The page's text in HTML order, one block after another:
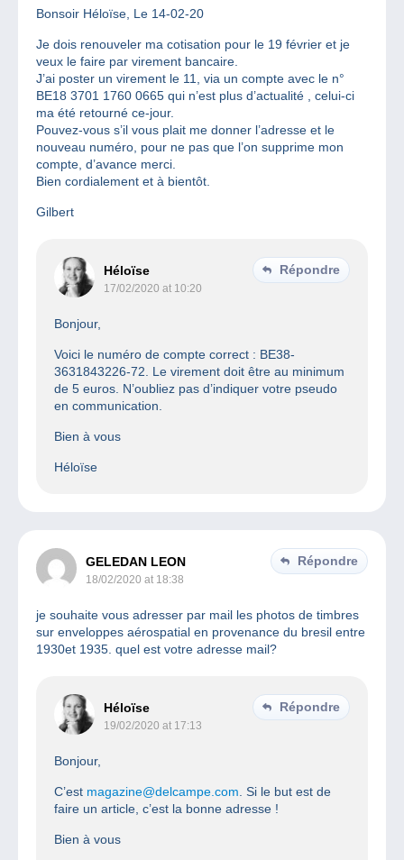
Bonsoir Héloïse, Le 14-02-20
Je dois renouveler ma cotisation pour le 19 février et je
veux le faire par virement bancaire.
J’ai poster un virement le 11, via un compte avec le n°
BE18 3701 1760 0665 qui n’est plus d’actualité , celui-ci
ma été retourné ce-jour.
Pouvez-vous s’il vous plait me donner l’adresse et le
nouveau numéro, pour ne pas que l’on supprime mon
compte, d’avance merci.
Bien cordialement et à bientôt.
Gilbert
Héloïse
17/02/2020 at 10:20
Répondre
Bonjour,
Voici le numéro de compte correct : BE38-
3631843226-72. Le virement doit être au minimum
de 5 euros. N’oubliez pas d’indiquer votre pseudo
en communication.
Bien à vous
Héloïse
GELEDAN LEON
18/02/2020 at 18:38
Répondre
je souhaite vous adresser par mail les photos de timbres
sur enveloppes aérospatial en provenance du bresil entre
1930et 1935. quel est votre adresse mail?
Héloïse
19/02/2020 at 17:13
Répondre
Bonjour,
C’est magazine@delcampe.com . Si le but est de
faire un article, c’est la bonne adresse !
Bien à vous